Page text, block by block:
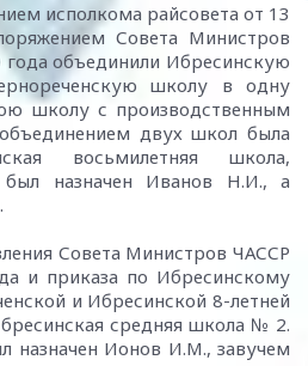
исполкома райсовета от 13
Совета Министров
объединили Ибресинскую
школу в одну
школу с производственным
двух школ была
восьмилетняя школа,
назначен Иванов Н.И., а
Совета Министров ЧАССР
и приказа по Ибресинскому
и Ибресинской 8-летней
средняя школа № 2.
назначен Ионов И.М., завучем